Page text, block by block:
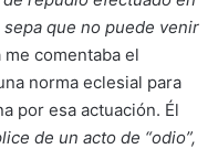
sepa que no puede venir
comentaba el
norma eclesial para
por esa actuación. Él
de un acto de “odio”,